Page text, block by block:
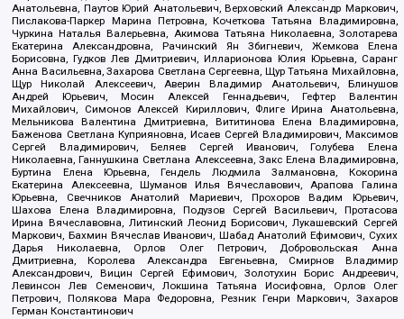
Анатольевна, Паутов Юрий Анатольевич, Верховский Александр Маркович,
Пислакова-Паркер Марина Петровна, Кочеткова Татьяна Владимировна,
Чуркина Наталья Валерьевна, Акимова Татьяна Николаевна, Золотарева
Екатерина Александровна, Рачинский Ян Збигневич, Жемкова Елена
Борисовна, Гудков Лев Дмитриевич, Илларионова Юлия Юрьевна, Саранг
Анна Васильевна, Захарова Светлана Сергеевна, Щур Татьяна Михайловна,
Щур Николай Алексеевич, Аверин Владимир Анатольевич, Блинушов
Андрей Юрьевич, Мосин Алексей Геннадьевич, Гефтер Валентин
Михайлович, Симонов Алексей Кириллович, Флиге Ирина Анатольевна,
Мельникова Валентина Дмитриевна, Вититинова Елена Владимировна,
Баженова Светлана Куприяновна, Исаев Сергей Владимирович, Максимов
Сергей Владимирович, Беляев Сергей Иванович, Голубева Елена
Николаевна, Ганнушкина Светлана Алексеевна, Закс Елена Владимировна,
Буртина Елена Юрьевна, Гендель Людмила Залмановна, Кокорина
Екатерина Алексеевна, Шуманов Илья Вячеславович, Арапова Галина
Юрьевна, Свечников Анатолий Мариевич, Прохоров Вадим Юрьевич,
Шахова Елена Владимировна, Подузов Сергей Васильевич, Протасова
Ирина Вячеславовна, Литинский Леонид Борисович, Лукашевский Сергей
Маркович, Бахмин Вячеслав Иванович, Шабад Анатолий Ефимович, Сухих
Дарья Николаевна, Орлов Олег Петрович, Добровольская Анна
Дмитриевна, Королева Александра Евгеньевна, Смирнов Владимир
Александрович, Вицин Сергей Ефимович, Золотухин Борис Андреевич,
Левинсон Лев Семенович, Локшина Татьяна Иосифовна, Орлов Олег
Петрович, Полякова Мара Федоровна, Резник Генри Маркович, Захаров
Герман Константинович